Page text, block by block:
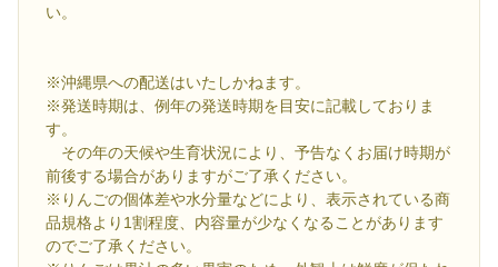
い。
※沖縄県への配送はいたしかねます。
※発送時期は、例年の発送時期を目安に記載しておりま
す。
その年の天候や生育状況により、予告なくお届け時期が
前後する場合がありますがご了承ください。
※りんごの個体差や水分量などにより、表示されている商
品規格より1割程度、内容量が少なくなることがあります
のでご了承ください。